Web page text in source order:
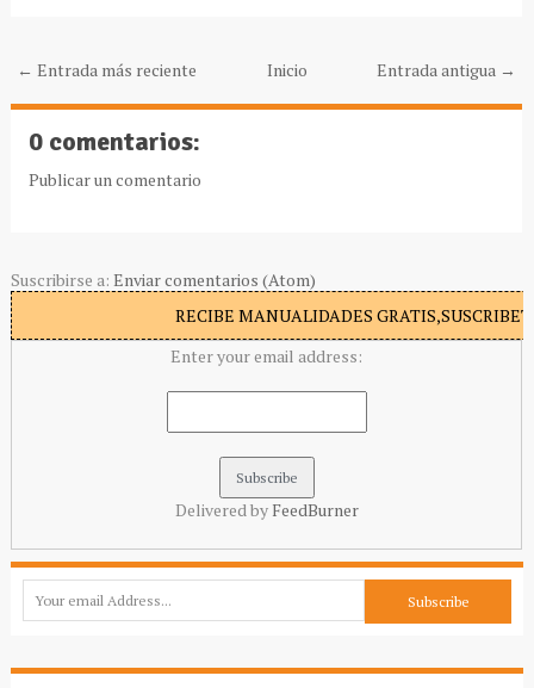
← Entrada más reciente Entrada antigua →
Inicio
0 comentarios:
Publicar un comentario
Suscribirse a: Enviar comentarios (Atom)
RECIBE MANUALIDADES
Enter your email address:
Delivered by FeedBurner